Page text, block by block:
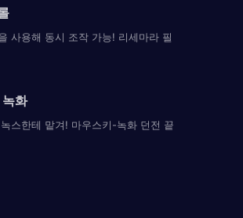
사용해 동시 조작 가능! 리세마라 필
화
스한테 맡겨! 마우스키-녹화 던전 끝